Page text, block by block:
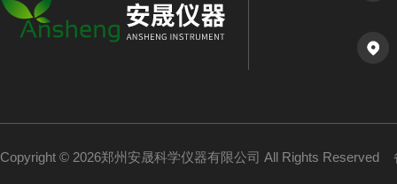
Copyright © 2026郑州安晟科学仪器有限公司 All Rights Reserved